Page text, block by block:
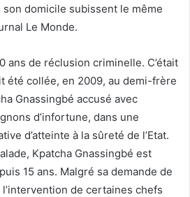
domicile subissent le même
Le Monde.
ans de réclusion criminelle. C’était
été collée, en 2009, au demi-frère
Gnassingbé accusé avec
d’infortune, dans une
d’atteinte à la sûreté de l’Etat.
Kpatcha Gnassingbé est
15 ans. Malgré sa demande de
de certaines chefs